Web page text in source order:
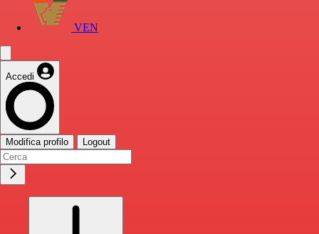
VEN
Accedi
Modifica profilo Logout